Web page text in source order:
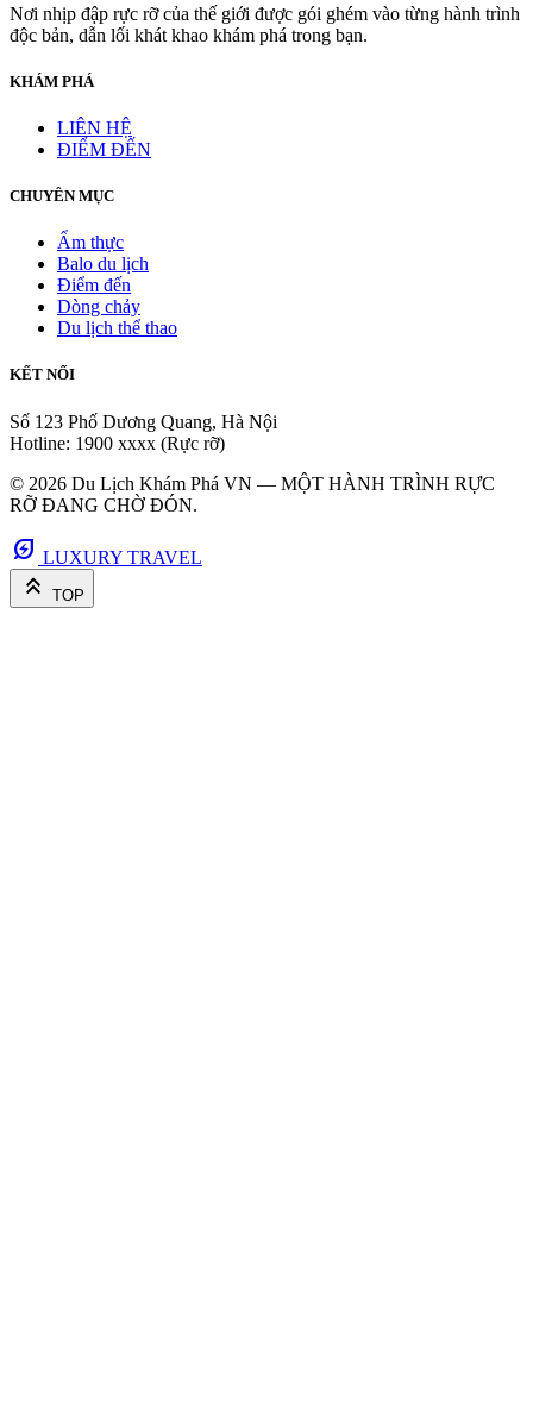
Nơi nhịp đập rực rỡ của thế giới được gói ghém vào từng hành trình
độc bản, dẫn lối khát khao khám phá trong bạn.
KHÁM PHÁ
LIÊN HỆ
ĐIỂM ĐẾN
CHUYÊN MỤC
Ẩm thực
Balo du lịch
Điểm đến
Dòng chảy
Du lịch thể thao
KẾT NỐI
Số 123 Phố Dương Quang, Hà Nội
Hotline: 1900 xxxx (Rực rỡ)
© 2026 Du Lịch Khám Phá VN — MỘT HÀNH TRÌNH RỰC
RỠ ĐANG CHỜ ĐÓN.
energy_savings_leaf LUXURY TRAVEL
keyboard_double_arrow_up TOP